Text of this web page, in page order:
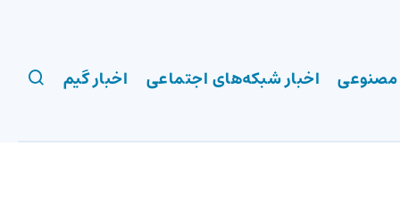
اخبار شبکه‌های اجتماعی اخبار گیم